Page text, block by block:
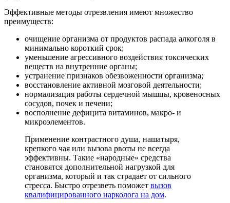
Эффективные методы отрезвления имеют множество
преимуществ:
очищение организма от продуктов распада алкоголя в
минимально короткий срок;
уменьшение агрессивного воздействия токсических
веществ на внутренние органы;
устранение признаков обезвоженности организма;
восстановление активной мозговой деятельности;
нормализация работы сердечной мышцы, кровеносных
сосудов, почек и печени;
восполнение дефицита витаминов, макро- и
микроэлементов.
Применение контрастного душа, нашатыря,
крепкого чая или вызова рвоты не всегда
эффективны. Такие «народные» средства
становятся дополнительной нагрузкой для
организма, который и так страдает от сильного
стресса. Быстро отрезветь поможет вызов
квалифицированного нарколога на дом.